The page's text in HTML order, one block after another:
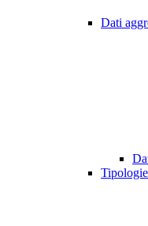
Dati